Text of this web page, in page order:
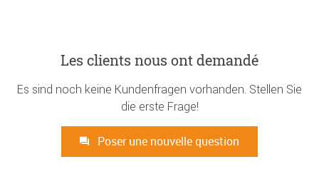
Les clients nous ont demandé
Es sind noch keine Kundenfragen vorhanden. Stellen Sie
die erste Frage!
Poser une nouvelle question